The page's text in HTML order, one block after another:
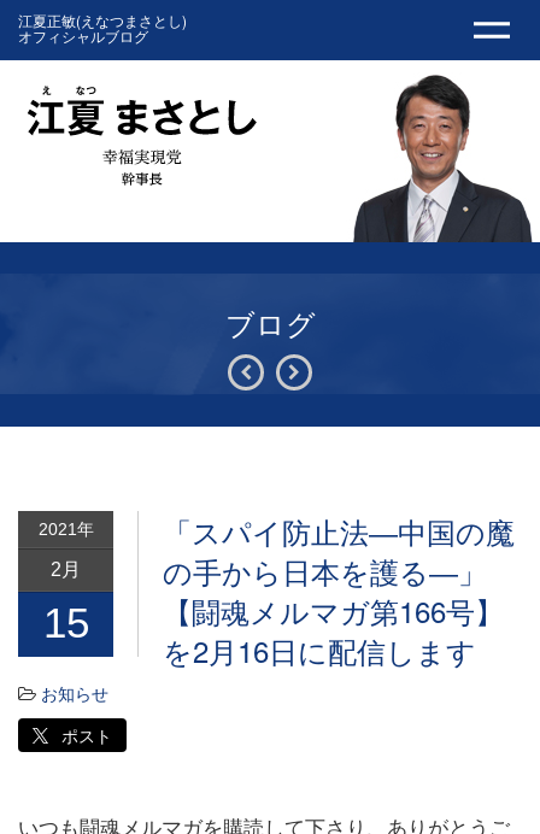
江夏正敏(えなつまさとし)
オフィシャルブログ
ブログ
2021年
2月
15
「スパイ防止法―中国の魔
の手から日本を護る―」
【闘魂メルマガ第166号】
を2月16日に配信します
お知らせ
ポスト
いつも闘魂メルマガを購読して下さり、ありがとうご